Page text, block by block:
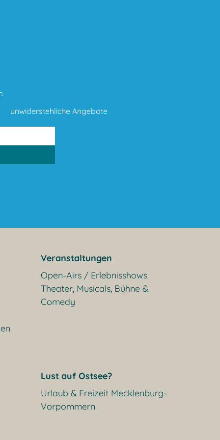
unwiderstehliche Angebote
Veranstaltungen
Open-Airs / Erlebnisshows
Theater, Musicals, Bühne &
Comedy
Lust auf Ostsee?
Urlaub & Freizeit Mecklenburg-
Vorpommern